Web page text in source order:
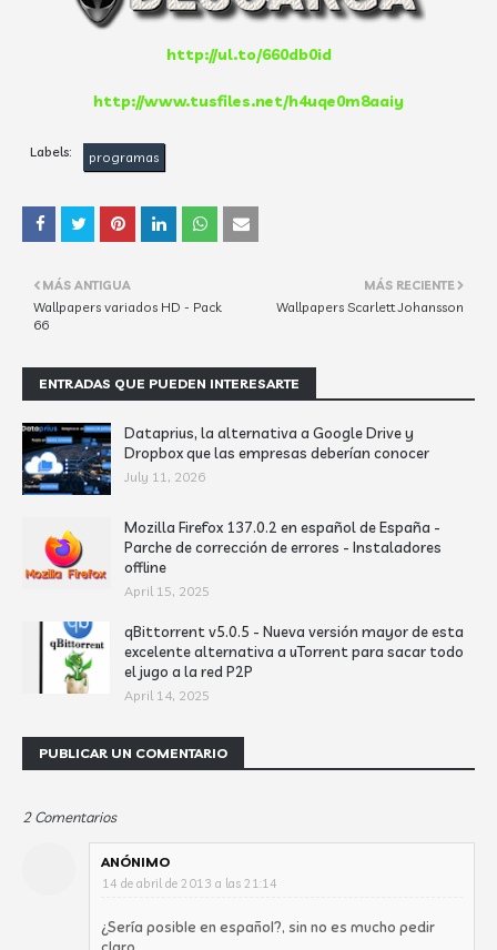
http://ul.to/660db0id
http://www.tusfiles.net/h4uqe0m8aaiy
Labels: programas
MÁS RECIENTE
Wallpapers Scarlett Johansson
MÁS ANTIGUA
Wallpapers variados HD - Pack
66
ENTRADAS QUE PUEDEN INTERESARTE
Dataprius, la alternativa a Google Drive y
Dropbox que las empresas deberían conocer
July 11, 2026
Mozilla Firefox 137.0.2 en español de España -
Parche de corrección de errores - Instaladores
offline
April 15, 2025
qBittorrent v5.0.5 - Nueva versión mayor de esta
excelente alternativa a uTorrent para sacar todo
el jugo a la red P2P
April 14, 2025
PUBLICAR UN COMENTARIO
2 Comentarios
ANÓNIMO
14 de abril de 2013 a las 21:14
¿Sería posible en español?, sin no es mucho pedir